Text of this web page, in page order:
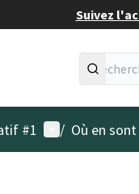
Suivez
#1 Menu
/ Où en